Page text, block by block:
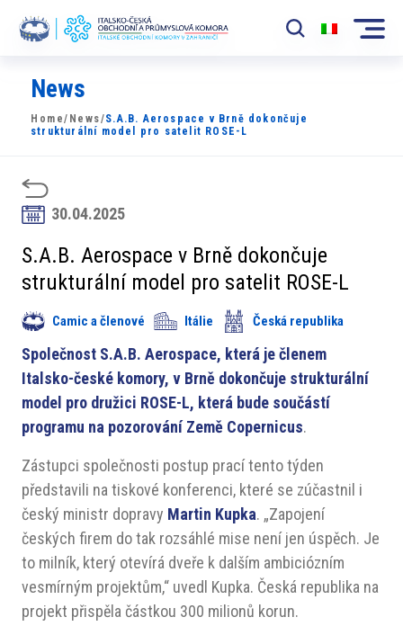
Komora
News
Rozvoj Trhu
Členové
Partneři
​​Projekty
Členská sekce
News
Home/ News/S.A.B. Aerospace v Brně dokončuje
strukturální model pro satelit ROSE-L
30.04.2025
S.A.B. Aerospace v Brně dokončuje
strukturální model pro satelit ROSE-L
Camic a členové Itálie Česká republika
Společnost S.A.B. Aerospace, která je členem
Italsko-české komory, v Brně dokončuje strukturální
model pro družici ROSE-L, která bude součástí
programu na pozorování Země Copernicus.
Zástupci společnosti postup prací tento týden
představili na tiskové konferenci, které se zúčastnil i
český ministr dopravy Martin Kupka. „Zapojení
českých firem do tak rozsáhlé mise není jen úspěch. Je
to milník, který otevírá dveře k dalším ambiciózním
vesmírným projektům,“ uvedl Kupka. Česká republika na
projekt přispěla částkou 300 milionů korun.